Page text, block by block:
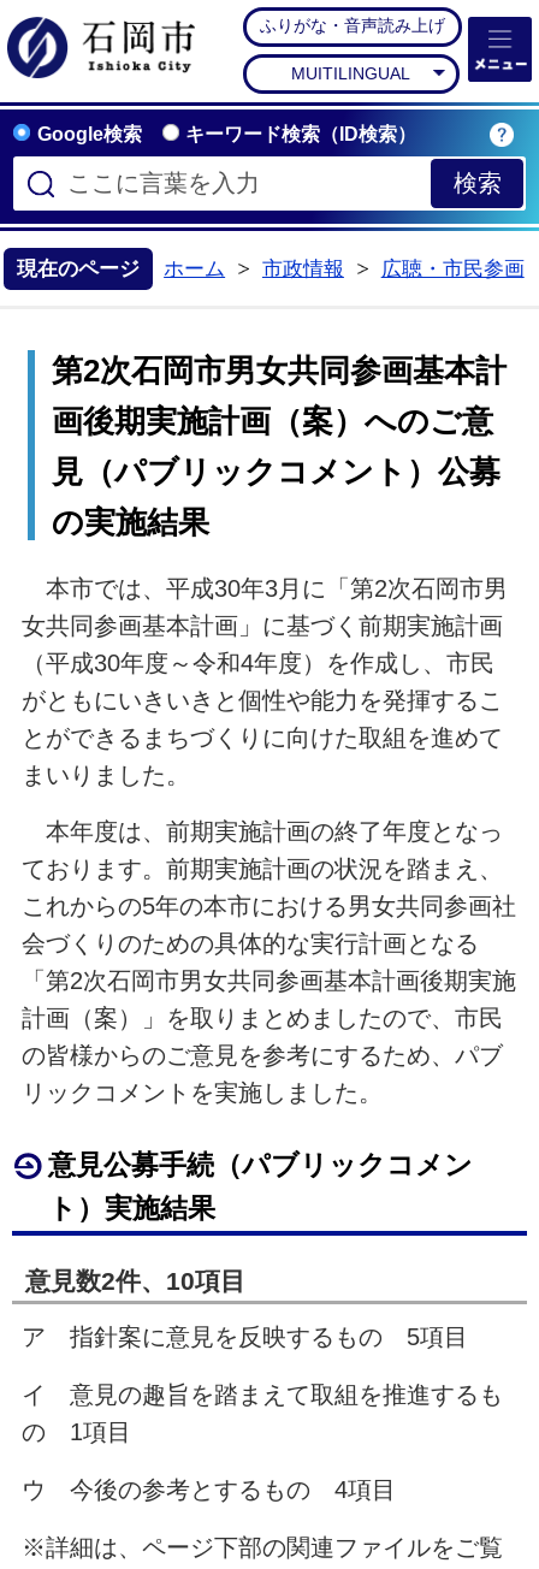
石岡市公式ホームペー
ふりがな・音声読み上げ
MUITILINGUAL
Google検索 キーワード検索（ID検索）
現在のページ ホーム
市政情報
広聴・市民参画
第2次石岡市男女共同参画基本計
画後期実施計画（案）へのご意
見（パブリックコメント）公募
の実施結果
本市では、平成30年3月に「第2次石岡市男
女共同参画基本計画」に基づく前期実施計画
（平成30年度～令和4年度）を作成し、市民
がともにいきいきと個性や能力を発揮するこ
とができるまちづくりに向けた取組を進めて
まいりました。
本年度は、前期実施計画の終了年度となっ
ております。前期実施計画の状況を踏まえ、
これからの5年の本市における男女共同参画社
会づくりのための具体的な実行計画となる
「第2次石岡市男女共同参画基本計画後期実施
計画（案）」を取りまとめましたので、市民
の皆様からのご意見を参考にするため、パブ
リックコメントを実施しました。
意見公募手続（パブリックコメン
ト）実施結果
意見数2件、10項目
ア 指針案に意見を反映するもの 5項目
イ 意見の趣旨を踏まえて取組を推進するも
の 1項目
ウ 今後の参考とするもの 4項目
※詳細は、ページ下部の関連ファイルをご覧